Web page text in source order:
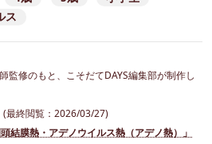
ス
監修のもと、こそだてDAYS編集部が制作し
(最終閲覧：2026/03/27)
結膜熱・アデノウイルス熱（アデノ熱）」